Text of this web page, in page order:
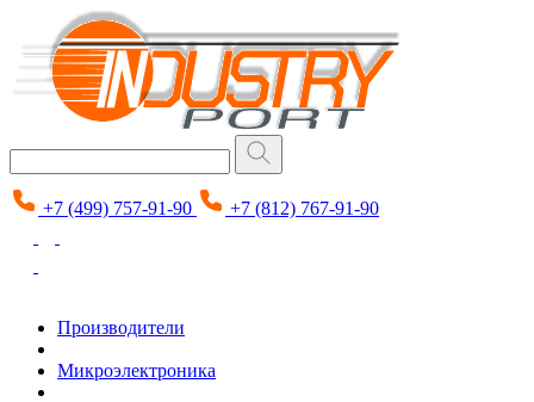
+7 (499) 757-91-90 +7 (812) 767-91-90
Производители
Микроэлектроника